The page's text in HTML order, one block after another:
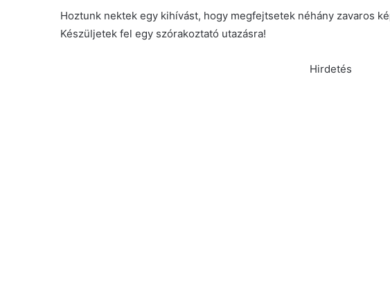
Hoztunk nektek egy kihívást, hogy megfejtsetek néhány zavaros
Készüljetek fel egy szórakoztató utazásra!
Hirdetés